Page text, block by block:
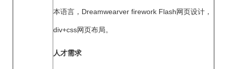
本语言，Dreamwearver firework Flash网页设计，
div+css网页布局。
人才需求